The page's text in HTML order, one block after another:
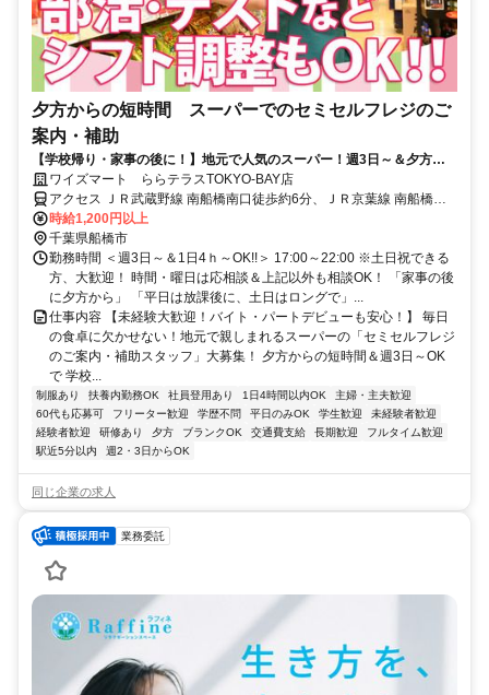
夕方からの短時間 スーパーでのセミセルフレジのご
案内・補助
【学校帰り・家事の後に！】地元で人気のスーパー！週3日～＆夕方か
らの短時間！従業員割引あり
ワイズマート ららテラスTOKYO-BAY店
アクセス ＪＲ武蔵野線 南船橋南口徒歩約6分、ＪＲ京葉線 南船橋南
口徒歩約6分、京成本線 船橋競馬場南口徒歩約20分 JR京葉線「南船
橋駅」直結！
時給1,200円以上
千葉県船橋市
勤務時間 ＜週3日～＆1日4ｈ～OK!!＞ 17:00～22:00 ※土日祝できる
方、大歓迎！ 時間・曜日は応相談＆上記以外も相談OK！ 「家事の後
に夕方から」 「平日は放課後に、土日はロングで」...
仕事内容 【未経験大歓迎！バイト・パートデビューも安心！】 毎日
の食卓に欠かせない！地元で親しまれるスーパーの「セミセルフレジ
のご案内・補助スタッフ」大募集！ 夕方からの短時間＆週3日～OK
で 学校...
制服あり 扶養内勤務OK 社員登用あり 1日4時間以内OK
主婦・主夫歓迎
60代も応募可
フリーター歓迎 学歴不問 平日のみOK 学生歓迎
未経験者歓迎
経験者歓迎
研修あり 夕方 ブランクOK 交通費支給 長期歓迎
フルタイム歓迎
駅近5分以内
週2・3日からOK
同じ企業の求人
業務委託